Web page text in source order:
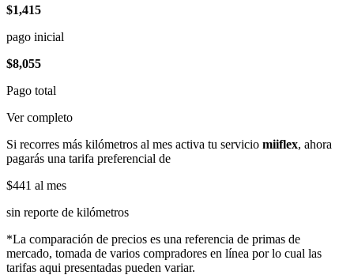
$1,415
pago inicial
$8,055
Pago total
Ver completo
Si recorres más kilómetros al mes activa tu servicio miiflex, ahora
pagarás una tarifa preferencial de
$441 al mes
sin reporte de kilómetros
*La comparación de precios es una referencia de primas de
mercado, tomada de varios compradores en línea por lo cual las
tarifas aqui presentadas pueden variar.